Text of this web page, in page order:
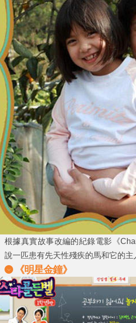
根據真實故事改編的紀錄電影《
說一匹患有先天性殘疾的馬和它的主
《明星金鐘》